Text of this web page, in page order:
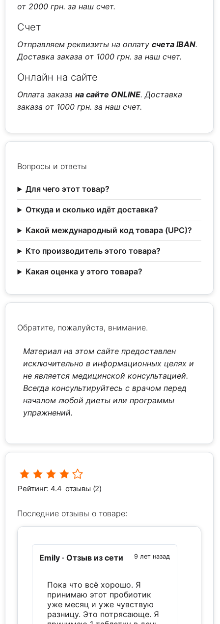
от 2000 грн. за наш счет.
Счет
Отправляем реквизиты на оплатусчета IBAN.
Доставка заказа от 1000 грн. за наш счет.
Онлайн на сайте
Оплата заказана сайте ONLINE. Доставка
заказа от 1000 грн. за наш счет.
Вопросы и ответы
Для чего этот товар?
Откуда и сколько идёт доставка?
Какой международный код товара (UPC)?
Кто производитель этого товара?
Какая оценка у этого товара?
Обратите, пожалуйста, внимание.
Материал на этом сайте предоставлен
исключительно в информационных целях и
не является медицинской консультацией.
Всегда консультируйтесь с врачом перед
началом любой диеты или программы
упражнений.
Рейтинг: 4.4 отзывы (2)
Последние отзывы о товаре:
9 лет назад
Emily · Отзыв из сети
Пока что всё хорошо. Я
принимаю этот пробиотик
уже месяц и уже чувствую
разницу. Это потрясающе. Я